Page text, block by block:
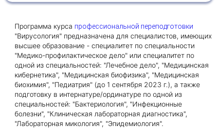
Программа курса профессиональной переподготовки
"Вирусология" предназначена для специалистов, имеющих
высшее образование - специалитет по специальности
"Медико-профилактическое дело" или специалитет по
одной из специальностей: "Лечебное дело", "Медицинская
кибернетика", "Медицинская биофизика", "Медицинская
биохимия", "Педиатрия" (до 1 сентября 2023 г.), а также
подготовку в интернатуре/ординатуре по одной из
специальностей: "Бактериология", "Инфекционные
болезни", "Клиническая лабораторная диагностика",
"Лабораторная микология", "Эпидемиология".
Получить консультацию
Даю согласие наобработку персональных
данныхиe-mail рассылку
Приложите документы
Получить консультацию
Даю согласие наобработку персональных
данныхиe-mail рассылку